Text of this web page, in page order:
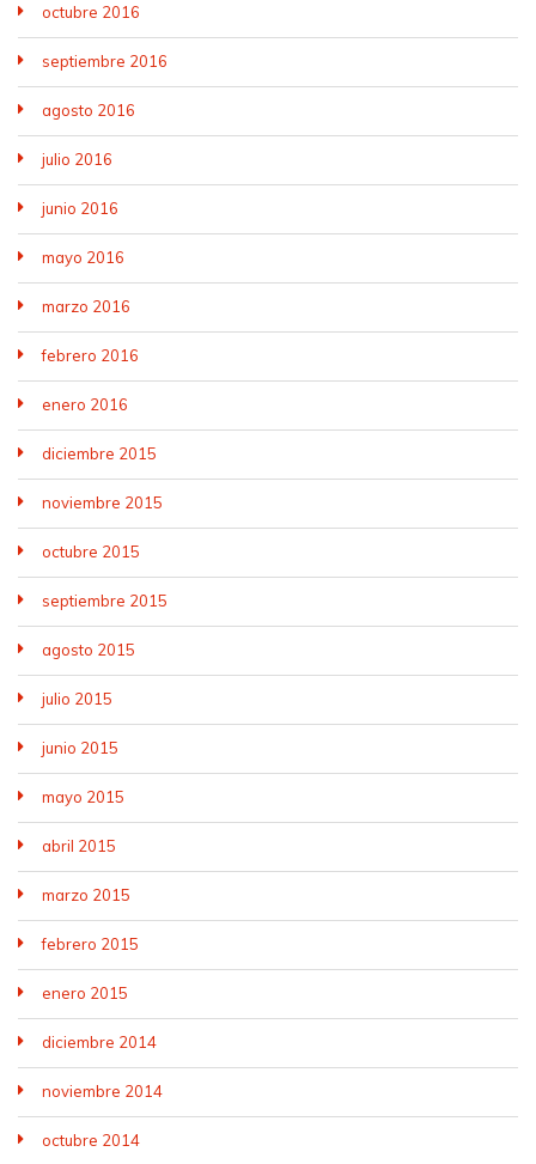
octubre 2016
septiembre 2016
agosto 2016
julio 2016
junio 2016
mayo 2016
marzo 2016
febrero 2016
enero 2016
diciembre 2015
noviembre 2015
octubre 2015
septiembre 2015
agosto 2015
julio 2015
junio 2015
mayo 2015
abril 2015
marzo 2015
febrero 2015
enero 2015
diciembre 2014
noviembre 2014
octubre 2014